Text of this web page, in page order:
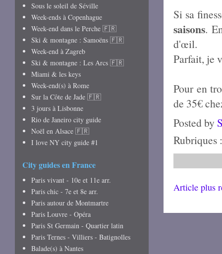
Si sa
saisons.
d'œil.
Parfait, je
Pour en
de 35€
Posted by
Rubriques
Article plus
Sous le soleil de Séville
Week-ends à Copenhague
Week-end dans le Perche 🇫🇷
Ski & montagne : Samoëns 🇫🇷
Week-end à Zagreb
Ski & montagne : Les Arcs 🇫🇷
Miami & les keys
Week-end(s) à Rome
Sur la Côte de Jade 🇫🇷
3 jours à Lisbonne
Rio de Janeiro city guide
Noël en Alsace 🇫🇷
I love NY city guide #1
City guides en France
Paris vivant - 10e et 11e arr.
Paris chic - 7e et 8e arr.
Paris autour de Montmartre
Paris Louvre - Opéra
Paris St Germain - Quartier latin
Paris Ternes - Villiers - Batignolles
Balade(s) à Nantes